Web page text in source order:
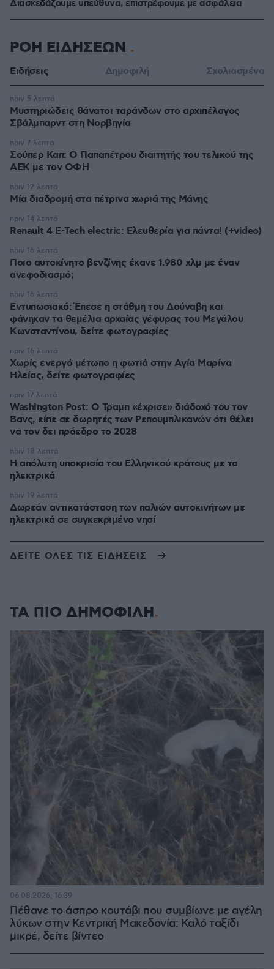
Διασκεδάζουμε υπεύθυνα, επιστρέφουμε με ασφάλεια
ΡΟΗ ΕΙΔΗΣΕΩΝ
Ειδήσεις Δημοφιλή Σχολιασμένα
Μυστηριώδεις θάνατοι ταράνδων στο αρχιπέλαγος
Σβάλμπαρντ στη Νορβηγία
πριν 5 λεπτά
Σούπερ Καπ: Ο Παπαπέτρου διαιτητής του τελικού της
ΑΕΚ με τον ΟΦΗ
πριν 7 λεπτά
Μία διαδρομή στα πέτρινα χωριά της Μάνης
πριν 12 λεπτά
Renault 4 E-Tech electric: Ελευθερία για πάντα! (+video)
πριν 14 λεπτά
Ποιο αυτοκίνητο βενζίνης έκανε 1.980 χλμ με έναν
ανεφοδιασμό;
πριν 16 λεπτά
Εντυπωσιακό: Έπεσε η στάθμη του Δούναβη και
φάνηκαν τα θεμέλια αρχαίας γέφυρας του Μεγάλου
Κωνσταντίνου, δείτε φωτογραφίες
πριν 16 λεπτά
Χωρίς ενεργό μέτωπο η φωτιά στην Aγία Μαρίνα
Ηλείας, δείτε φωτογραφίες
πριν 16 λεπτά
Washington Post: Ο Τραμπ «έχρισε» διάδοχό του τον
Βανς, είπε σε δωρητές των Ρεπουμπλικανών ότι θέλει
να τον δει πρόεδρο το 2028
πριν 17 λεπτά
Η απόλυτη υποκρισία του Ελληνικού κράτους με τα
ηλεκτρικά
πριν 18 λεπτά
Δωρεάν αντικατάσταση των παλιών αυτοκινήτων με
ηλεκτρικά σε συγκεκριμένο νησί
πριν 19 λεπτά
ΔΕΙΤΕ ΟΛΕΣ ΤΙΣ ΕΙΔΗΣΕΙΣ
ΤΑ ΠΙΟ ΔΗΜΟΦΙΛΗ
Πέθανε το άσπρο κουτάβι που συμβίωνε με αγέλη
λύκων στην Κεντρική Μακεδονία: Καλό ταξίδι
μικρέ, δείτε βίντεο
06.08.2026, 16:39